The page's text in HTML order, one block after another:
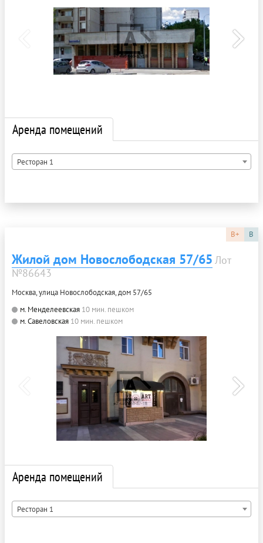
Аренда помещений
Ресторан 1
B+ B
Жилой дом Новослободская 57/65 Лот
№86643
Москва, улица Новослободская, дом 57/65
м. Менделеевская 10 мин. пешком
м. Савеловская 10 мин. пешком
Аренда помещений
Ресторан 1